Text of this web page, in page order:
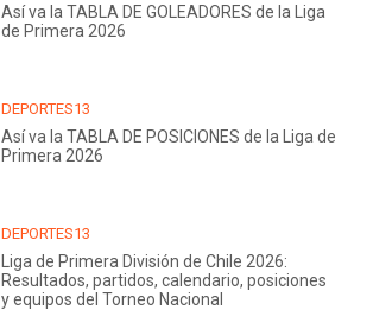
Así va la TABLA DE GOLEADORES de la Liga
de Primera 2026
DEPORTES13
Así va la TABLA DE POSICIONES de la Liga de
Primera 2026
DEPORTES13
Liga de Primera División de Chile 2026:
Resultados, partidos, calendario, posiciones
y equipos del Torneo Nacional